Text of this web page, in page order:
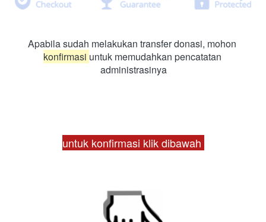
konfirmasi untuk memudahkan pencatatan
administrasinya
untuk konfirmasi klik dibawah